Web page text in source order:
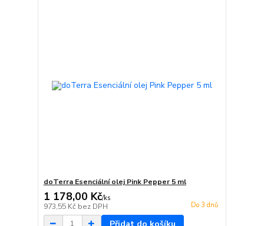
doTerra Esenciální olej Pink Pepper 5 ml
1 178,00 Kč/ks
973,55 Kč bez DPH Do 3 dnů
Přidat do košíku